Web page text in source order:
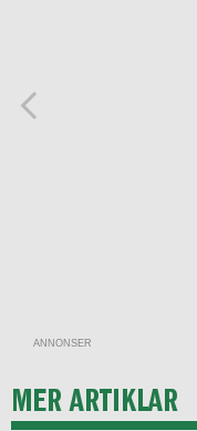
ANNONSER
MER ARTIKLAR